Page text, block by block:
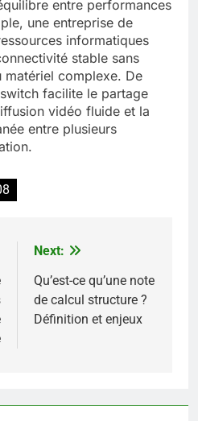
entre performances
une entreprise de
informatiques
stable sans
complexe. De
facilite le partage
vidéo fluide et la
entre plusieurs
Next:
Qu’est-ce qu’une note
de calcul structure ?
Définition et enjeux